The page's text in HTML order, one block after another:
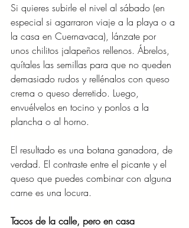
Si quieres subirle el nivel al sábado (en
especial si agarraron viaje a la playa o a
la casa en Cuernavaca), lánzate por
unos chilitos jalapeños rellenos. Ábrelos,
quítales las semillas para que no queden
demasiado rudos y rellénalos con queso
crema o queso derretido. Luego,
envuélvelos en tocino y ponlos a la
plancha o al horno.
El resultado es una botana ganadora, de
verdad. El contraste entre el picante y el
queso que puedes combinar con alguna
carne es una locura.
Tacos de la calle, pero en casa